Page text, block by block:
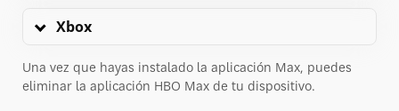
Xbox
Una vez que hayas instalado la aplicación Max, puedes
eliminar la aplicación HBO Max de tu dispositivo.